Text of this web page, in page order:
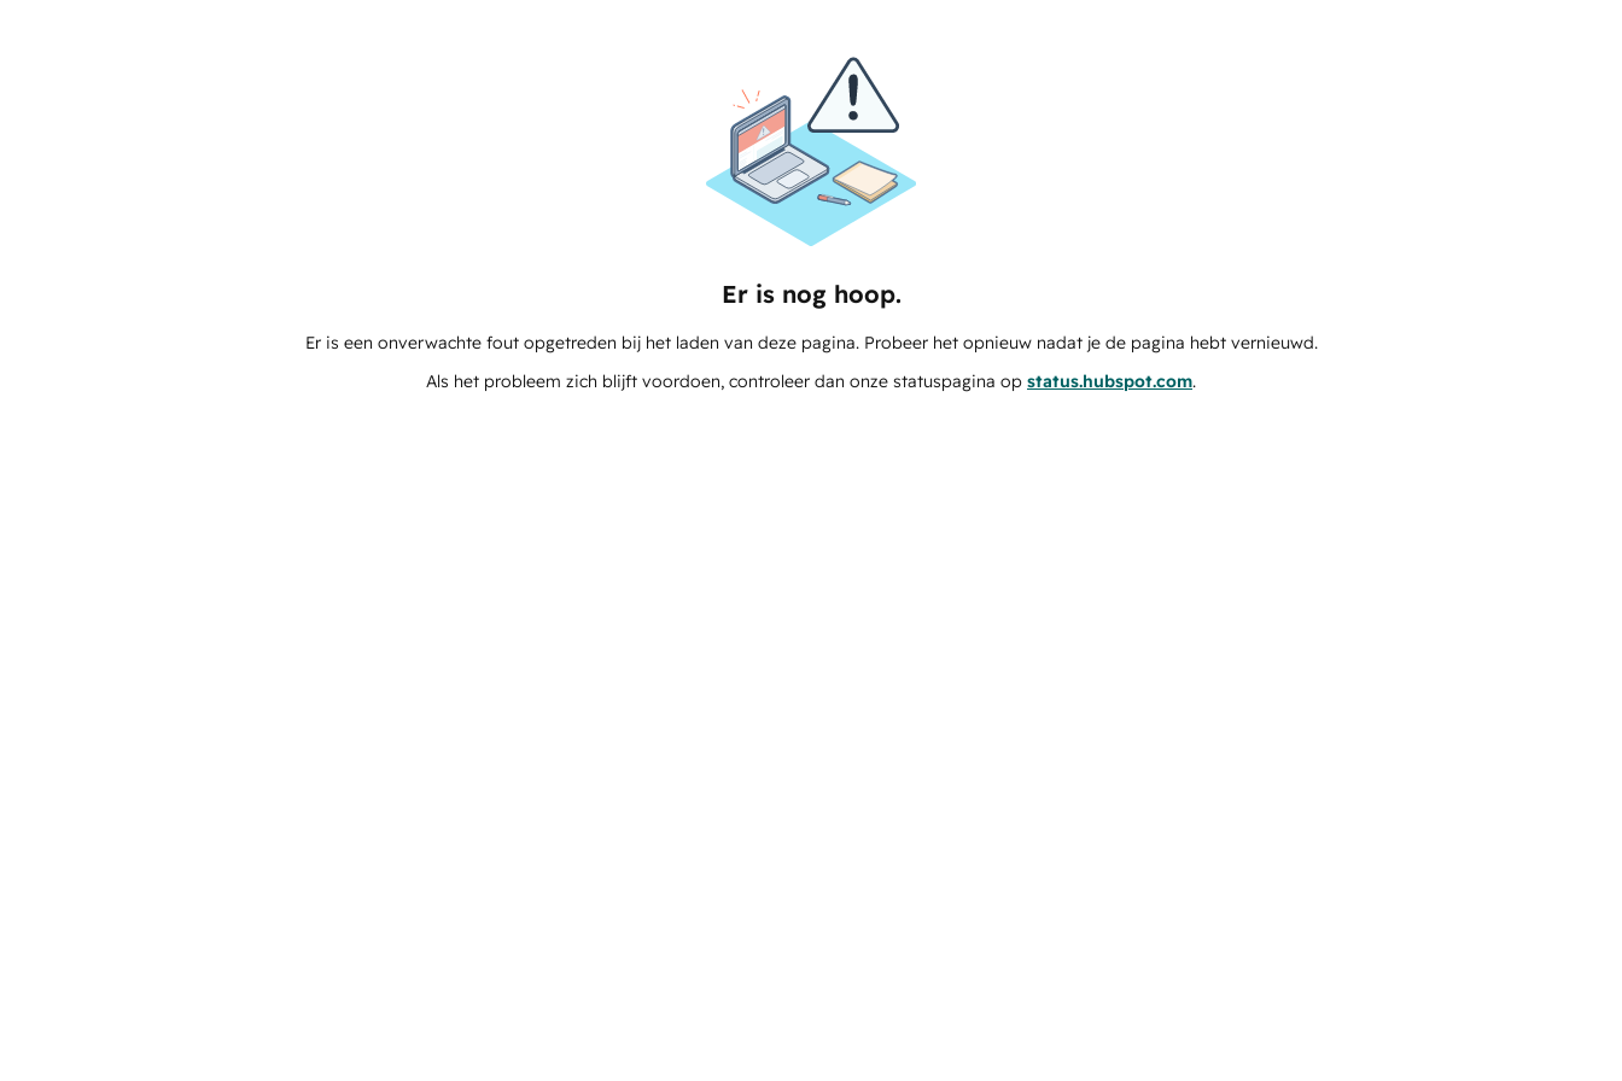
Er is nog hoop.
Er is een onverwachte fout opgetreden bij het laden van deze pagina. Probeer het opnieuw nadat je de pagina hebt vernieuwd.
Als het probleem zich blijft voordoen, controleer dan onze statuspagina op status.hubspot.com.